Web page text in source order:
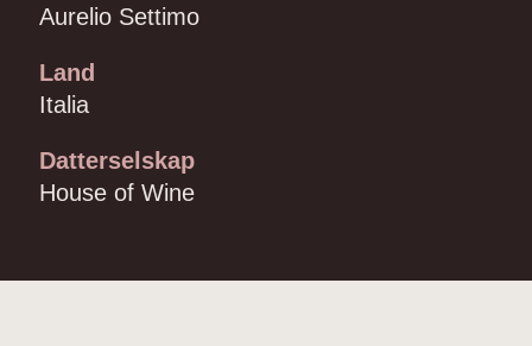
Aurelio Settimo
Land
Italia
Datterselskap
House of Wine